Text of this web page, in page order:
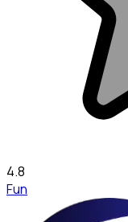
4.8
Fun